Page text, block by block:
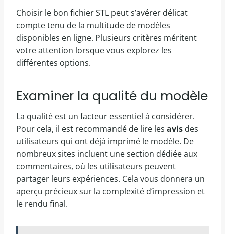
Choisir le bon fichier STL peut s’avérer délicat
compte tenu de la multitude de modèles
disponibles en ligne. Plusieurs critères méritent
votre attention lorsque vous explorez les
différentes options.
Examiner la qualité du modèle
La qualité est un facteur essentiel à considérer.
Pour cela, il est recommandé de lire les avis des
utilisateurs qui ont déjà imprimé le modèle. De
nombreux sites incluent une section dédiée aux
commentaires, où les utilisateurs peuvent
partager leurs expériences. Cela vous donnera un
aperçu précieux sur la complexité d’impression et
le rendu final.